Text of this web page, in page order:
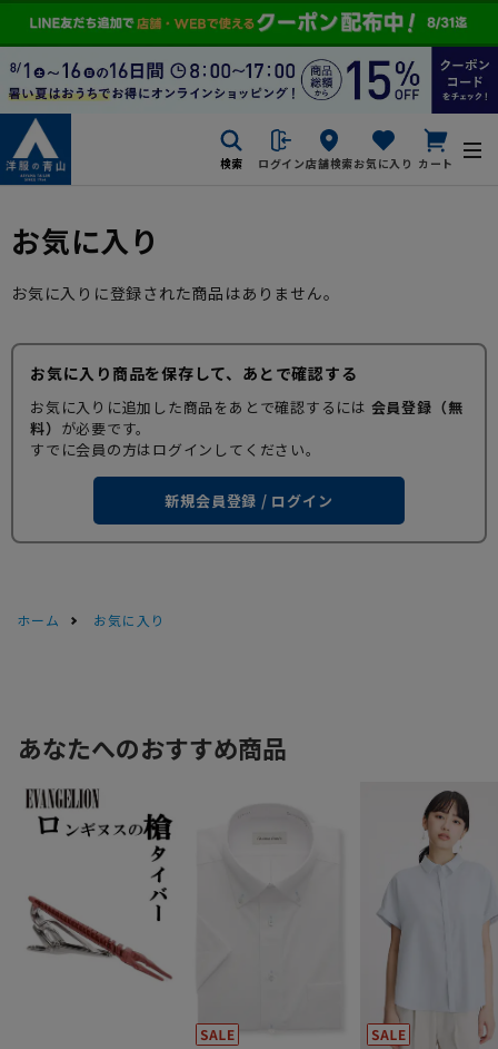
検索 ログイン店舗検索お気に入り カート
お気に入り
お気に入りに登録された商品はありません。
お気に入り商品を保存して、あとで確認する
お気に入りに追加した商品をあとで確認するには 会員登録（無
料） が必要です。
すでに会員の方はログインしてください。
新規会員登録 / ログイン
ホーム お気に入り